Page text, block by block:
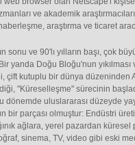
ve akademik
araştırma ve ticaret
sonu ve 90'lı yılların başı, çok
yanda Doğu Bloğu'nun
çift kutuplu bir dünya düzeninden
"Küreselleşme" sürecinin
dönemde uluslararası düzeyde
bir parçası olmuştur: Endüstri
ağlara, yerel pazardan küresel
sinema, TV, video gibi eski